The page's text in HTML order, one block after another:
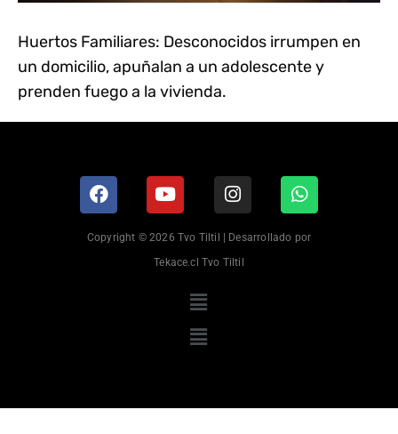
Huertos Familiares: Desconocidos irrumpen en
un domicilio, apuñalan a un adolescente y
prenden fuego a la vivienda.
Copyright © 2026 Tvo Tiltil | Desarrollado por
Tekace.cl Tvo Tiltil